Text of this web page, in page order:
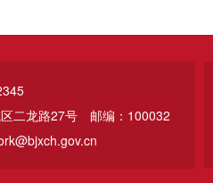
二龙路27号
邮编：100032